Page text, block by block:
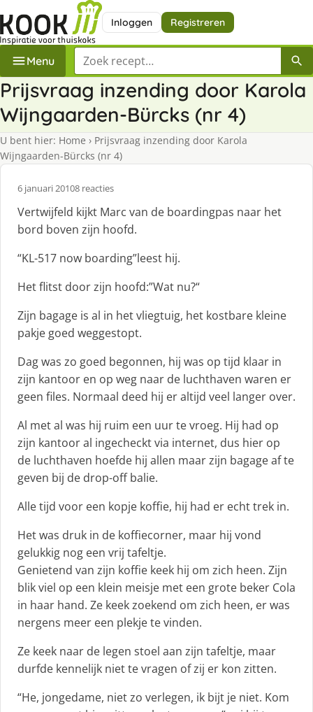
Inloggen Registreren
Menu Zoek een recept
Prijsvraag inzending door Karola
Wijngaarden-Bürcks (nr 4)
U bent hier: Home › Prijsvraag inzending door Karola
Wijngaarden-Bürcks (nr 4)
6 januari 20108 reacties
Vertwijfeld kijkt Marc van de boardingpas naar het
bord boven zijn hoofd.
“KL-517 now boarding”leest hij.
Het flitst door zijn hoofd:”Wat nu?“
Zijn bagage is al in het vliegtuig, het kostbare kleine
pakje goed weggestopt.
Dag was zo goed begonnen, hij was op tijd klaar in
zijn kantoor en op weg naar de luchthaven waren er
geen files. Normaal deed hij er altijd veel langer over.
Al met al was hij ruim een uur te vroeg. Hij had op
zijn kantoor al ingecheckt via internet, dus hier op
de luchthaven hoefde hij allen maar zijn bagage af te
geven bij de drop-off balie.
Alle tijd voor een kopje koffie, hij had er echt trek in.
Het was druk in de koffiecorner, maar hij vond
gelukkig nog een vrij tafeltje.
Genietend van zijn koffie keek hij om zich heen. Zijn
blik viel op een klein meisje met een grote beker Cola
in haar hand. Ze keek zoekend om zich heen, er was
nergens meer een plekje te vinden.
Ze keek naar de legen stoel aan zijn tafeltje, maar
durfde kennelijk niet te vragen of zij er kon zitten.
“He, jongedame, niet zo verlegen, ik bijt je niet. Kom